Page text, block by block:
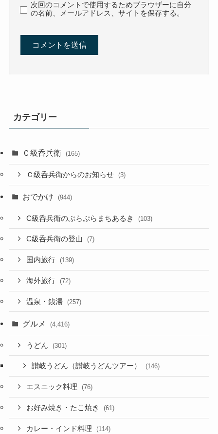
次回のコメントで使用するためブラウザーに自分
の名前、メールアドレス、サイトを保存する。
カテゴリー
Ｃ級呑兵衛 (165)
Ｃ級呑兵衛からのお知らせ (3)
おでかけ (944)
C級呑兵衛のぷらぷらまちあるき (103)
C級呑兵衛の登山 (7)
国内旅行 (139)
海外旅行 (72)
温泉・銭湯 (257)
グルメ (4,416)
うどん (301)
讃岐うどん（讃岐うどんツアー） (146)
エスニック料理 (76)
お好み焼き・たこ焼き (61)
カレー・インド料理 (114)